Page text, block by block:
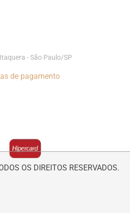
- São Paulo/SP
de pagamento
OS DIREITOS RESERVADOS.